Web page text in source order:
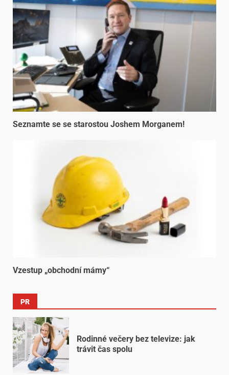
Seznamte se se starostou Joshem Morganem!
Vzestup „obchodní mámy“
PR
Rodinné večery bez televize: jak
trávit čas spolu